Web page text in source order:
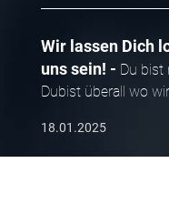
Wir lassen Dich
uns sein!
Du bist
Dubist überall wo
18.01.2025